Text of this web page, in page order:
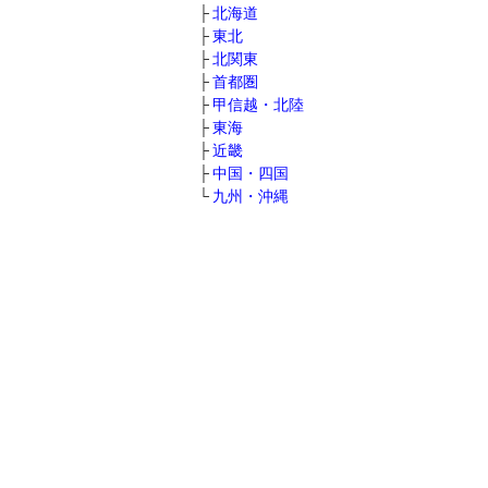
北海道
東北
北関東
首都圏
甲信越・北陸
東海
近畿
中国・四国
九州・沖縄